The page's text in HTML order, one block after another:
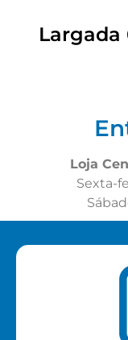
Largada
Loja
Sexta-